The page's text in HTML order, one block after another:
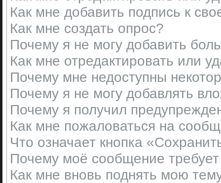
Как мне добавить подпись к
Как мне создать опрос?
Почему я не могу добавить
Как мне отредактировать или
Почему мне недоступны
Почему я не могу добавлять
Почему я получил
Как мне пожаловаться на
Что означает кнопка
Почему моё сообщение
Как мне вновь поднять мою